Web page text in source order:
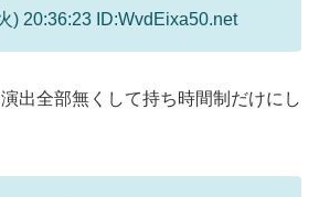
) 20:36:23 ID:WvdEixa50.net
出全部無くして持ち時間制だけにし